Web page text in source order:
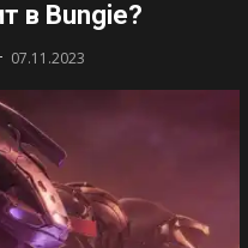
в Bungie?
- 07.11.2023